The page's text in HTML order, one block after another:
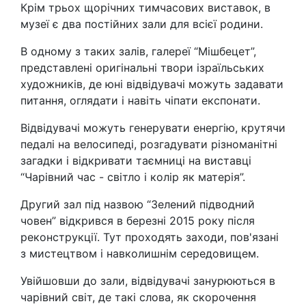
Крім трьох щорічних тимчасових виставок, в
музеї є два постійних зали для всієї родини.
В одному з таких залів, галереї “Мішбецет”,
представлені оригінальні твори ізраїльських
художників, де юні відвідувачі можуть задавати
питання, оглядати і навіть чіпати експонати.
Відвідувачі можуть генерувати енергію, крутячи
педалі на велосипеді, розгадувати різноманітні
загадки і відкривати таємниці на виставці
“Чарівний час - світло і колір як матерія”.
Другий зал під назвою “Зелений підводний
човен” відкрився в березні 2015 року після
реконструкції. Тут проходять заходи, пов'язані
з мистецтвом і навколишнім середовищем.
Увійшовши до зали, відвідувачі занурюються в
чарівний світ, де такі слова, як скорочення